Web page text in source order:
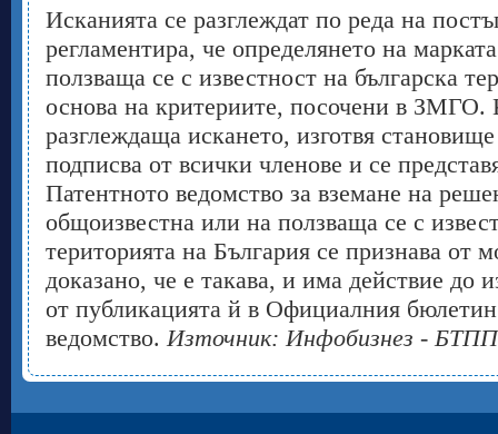
Исканията се разглеждат по реда на
регламентира, че определянето на
ползваща се с известност на българска
основа на критериите, посочени в ЗМГО.
разглеждаща искането, изготвя
подписва от всички членове и се
Патентното ведомство за вземане на
общоизвестна или на ползваща се с
територията на България се признава от
доказано, че е такава, и има действие до
от публикацията й в Официалния
ведомство. Източник: Инфобизнез - БТПП